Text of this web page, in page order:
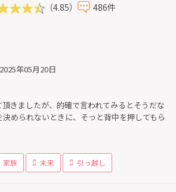
（4.85） 486件
年05月20日
きましたが、的確で言われてみるとそうだな
められないときに、そっと背中を押してもら
家族 未来 引っ越し